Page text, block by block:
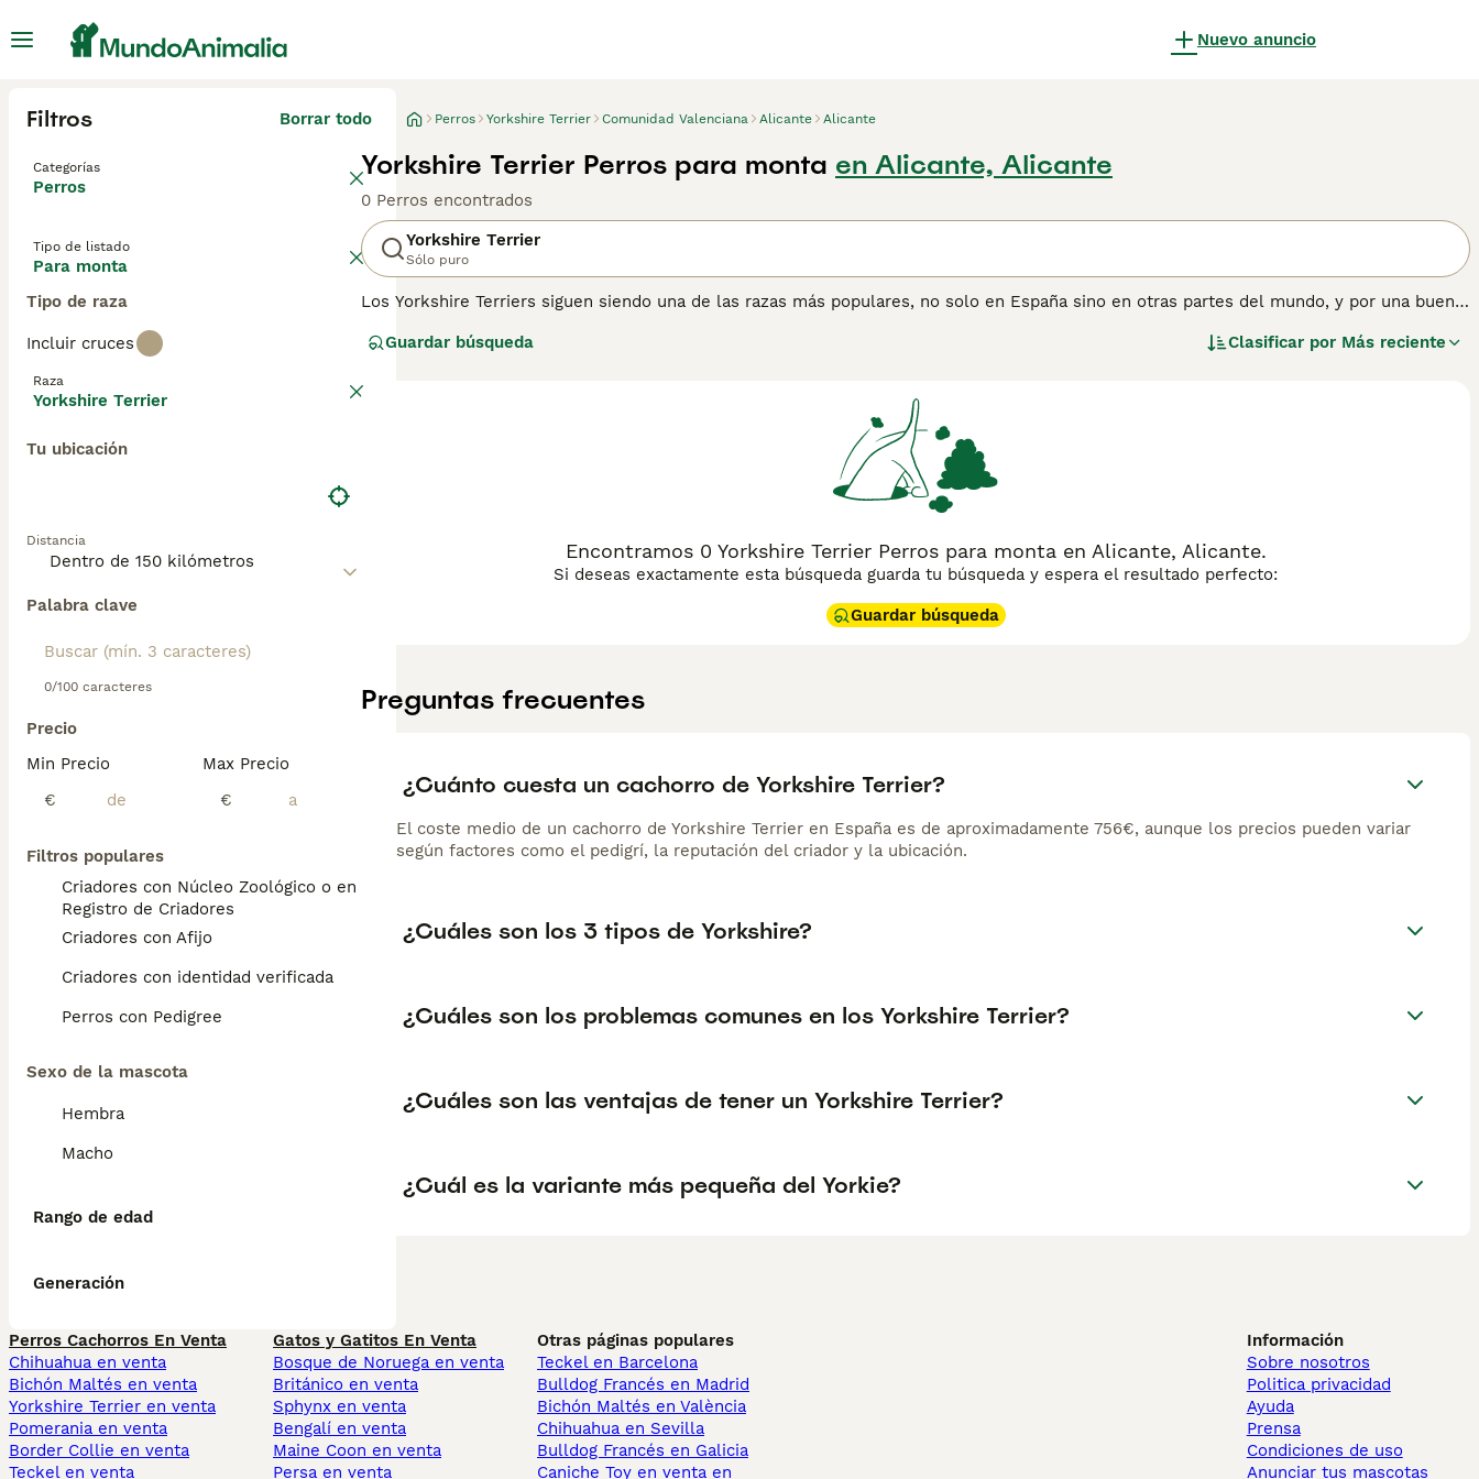
Nuevo anuncio
Filtros Borrar todo
Categorías
Perros
Tipo de listado
Para monta
Tipo de raza
Incluir cruces
Raza
Yorkshire Terrier
Tu ubicación
Distancia
Palabra clave
0/100 caracteres
Precio
Min Precio
€
Max Precio
€
Filtros populares
Criadores con Núcleo Zoológico o en el
Registro de Criadores
Criadores con Afijo
Criadores con identidad verificada
Perros con Pedigree
Sexo de la mascota
Hembra
Macho
Rango de edad
Generación
Perros Yorkshire Terrier Comunidad Valenciana Alicante Alicante
Yorkshire Terrier Perros para monta en Alicante, Alicante
0 Perros encontrados
Yorkshire Terrier
Sólo puro
Los Yorkshire Terriers siguen siendo una de las razas más populares, no solo en España sino en otras partes del mundo, y por una buena
viviendo en un apartamento en la ciudad o una casa en el campo. Aunque el Yorkie es pequeño de estatura y tiene un hermoso pelaje
para obtener información sobre esta raza de perro.
Guardar búsqueda Clasificar por Más reciente
Encontramos 0 Yorkshire Terrier Perros para monta en Alicante, Alicante.
Si deseas exactamente esta búsqueda guarda tu búsqueda y espera el resultado perfecto:
Guardar búsqueda
Preguntas frecuentes
¿Cuánto cuesta un cachorro de Yorkshire Terrier?
El coste medio de un cachorro de Yorkshire Terrier en España es de aproximadamente 756€, aunque los precios pueden variar
según factores como el pedigrí, la reputación del criador y la ubicación.
¿Cuáles son los 3 tipos de Yorkshire?
¿Cuáles son los problemas comunes en los Yorkshire Terrier?
¿Cuáles son las ventajas de tener un Yorkshire Terrier?
¿Cuál es la variante más pequeña del Yorkie?
Perros Cachorros En Venta
Chihuahua en venta
Bichón Maltés en venta
Yorkshire Terrier en venta
Pomerania en venta
Border Collie en venta
Teckel en venta
Gatos y Gatitos En Venta
Bosque de Noruega en venta
Británico en venta
Sphynx en venta
Bengalí en venta
Maine Coon en venta
Persa en venta
Otras páginas populares
Teckel en Barcelona
Bulldog Francés en Madrid
Bichón Maltés en València
Chihuahua en Sevilla
Bulldog Francés en Galicia
Caniche Toy en venta en
Información
Sobre nosotros
Politica privacidad
Ayuda
Prensa
Condiciones de uso
Anunciar tus mascotas